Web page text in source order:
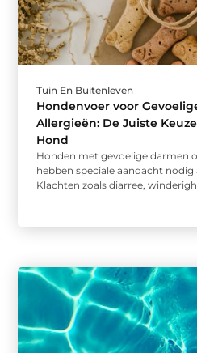
Tuin En Buitenleven
Hondenvoer voor
Allergieën: De Juiste
Hond
Honden met gevoelige darmen
hebben speciale aandacht
Klachten zoals diarree,